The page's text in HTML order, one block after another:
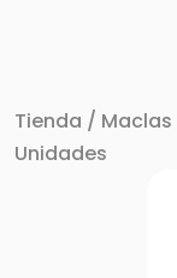
Tienda / Maclas
Unidades